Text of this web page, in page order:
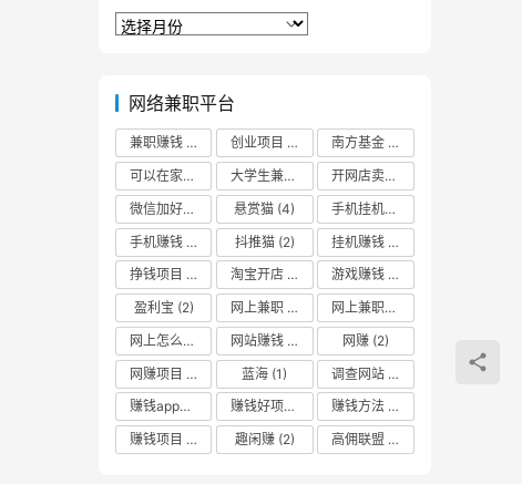
兼
网络兼职平台
兼职赚钱 创业项目 南方基金
可以在家挣钱
大学生兼职 开网店卖什么最赚钱
微信加好友
悬赏猫 (4) 手机挂机赚钱
手机赚钱
抖推猫(2) 挂机赚钱
挣钱项目
淘宝开店 游戏赚钱
盈利宝 (2) 网上兼职 网上兼职赚钱日结
网上怎么赚零花钱
(2)
网站赚钱 网赚 (2)
网赚项目
蓝海 (1) 调查网站
赚钱app哪个最靠谱
(2) 赚钱好项目 赚钱方法
赚钱项目
趣闲赚(2) 高佣联盟